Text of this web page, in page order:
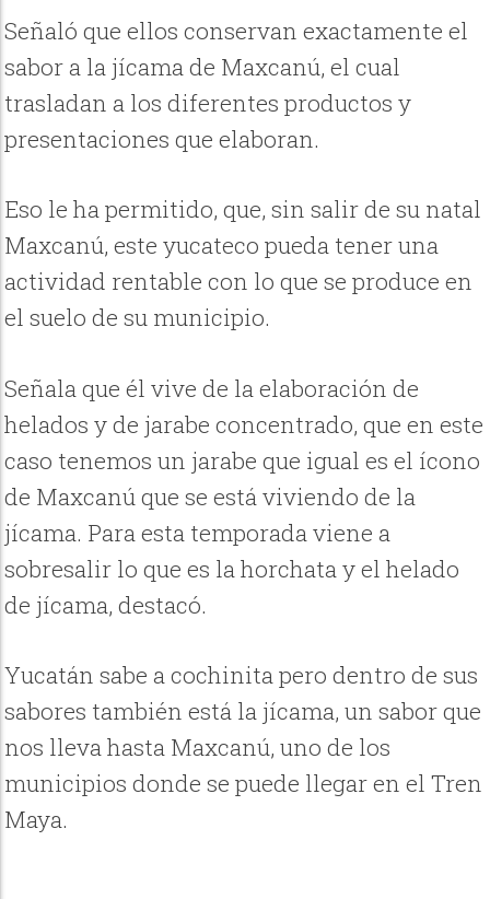
Señaló que ellos conservan exactamente el
sabor a la jícama de Maxcanú, el cual
trasladan a los diferentes productos y
presentaciones que elaboran.
Eso le ha permitido, que, sin salir de su natal
Maxcanú, este yucateco pueda tener una
actividad rentable con lo que se produce en
el suelo de su municipio.
Señala que él vive de la elaboración de
helados y de jarabe concentrado, que en este
caso tenemos un jarabe que igual es el ícono
de Maxcanú que se está viviendo de la
jícama. Para esta temporada viene a
sobresalir lo que es la horchata y el helado
de jícama, destacó.
Yucatán sabe a cochinita pero dentro de sus
sabores también está la jícama, un sabor que
nos lleva hasta Maxcanú, uno de los
municipios donde se puede llegar en el Tren
Maya.